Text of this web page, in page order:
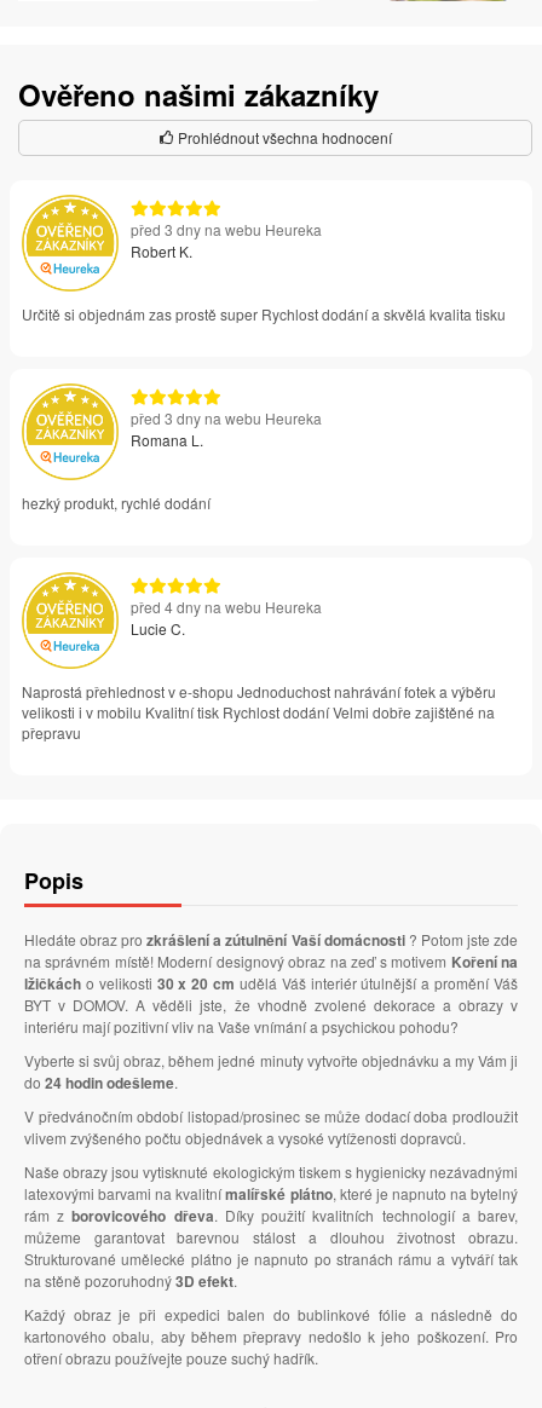
Ověřeno našimi zákazníky
Prohlédnout všechna hodnocení
před 3 dny na webu Heureka
Robert K.
Určitě si objednám zas prostě super Rychlost dodání a skvělá kvalita tisku
před 3 dny na webu Heureka
Romana L.
hezký produkt, rychlé dodání
před 4 dny na webu Heureka
Lucie C.
Naprostá přehlednost v e-shopu Jednoduchost nahrávání fotek a výběru
velikosti i v mobilu Kvalitní tisk Rychlost dodání Velmi dobře zajištěné na
přepravu
Popis
Hledáte obraz prozkrášlení a zútulnění Vaší domácnosti? Potom jste zde
na správném místě! Moderní designový obraz na zeď s motivem Koření na
lžičkách o velikosti 30 x 20 cm udělá Váš interiér útulnější a promění Váš
BYT v DOMOV. A věděli jste, že vhodně zvolené dekorace a obrazy v
interiéru mají pozitivní vliv na Vaše vnímání a psychickou pohodu?
Vyberte si svůj obraz, během jedné minuty vytvořte objednávku a my Vám ji
do 24 hodin odešleme.
V předvánočním období listopad/prosinec se může dodací doba prodloužit
vlivem zvýšeného počtu objednávek a vysoké vytíženosti dopravců.
Naše obrazy jsou vytisknuté ekologickým tiskem s hygienicky nezávadnými
latexovými barvami na kvalitnímalířské plátno, které je napnuto na bytelný
rám zborovicového dřeva. Díky použití kvalitních technologií a barev,
můžeme garantovat barevnou stálost a dlouhou životnost obrazu.
Strukturované umělecké plátno je napnuto po stranách rámu a vytváří tak
na stěně pozoruhodný3D efekt.
Každý obraz je při expedici balen do bublinkové fólie a následně do
kartonového obalu, aby během přepravy nedošlo k jeho poškození. Pro
otření obrazu používejte pouze suchý hadřík.